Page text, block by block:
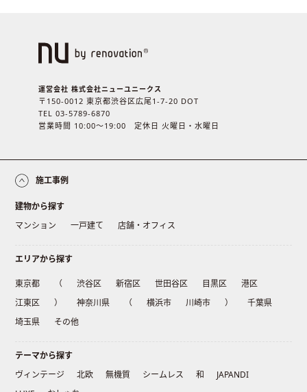
運営会社 株式会社ニューユニークス
〒150-0012 東京都渋谷区広尾1-7-20 DOT
TEL 03-5789-6870
営業時間 10:00〜19:00 定休日 火曜日・水曜日
施工事例
建物から探す
マンション
一戸建て 店舗・オフィス
エリアから探す
東京都 （ 渋谷区 新宿区 世田谷区 目黒区
港区
江東区
） 神奈川県 （ 横浜市 川崎市 ）
千葉県
埼玉県
その他
テーマから探す
ヴィンテージ
北欧 無機質 シームレス 和
JAPANDI